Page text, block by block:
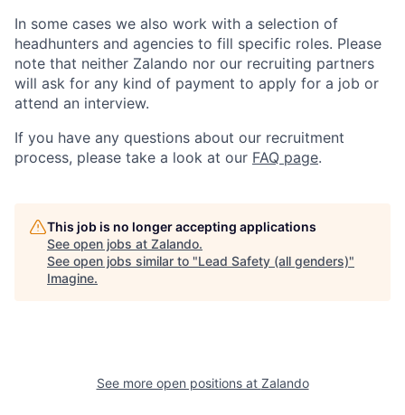
In some cases we also work with a selection of
headhunters and agencies to fill specific roles. Please
note that neither Zalando nor our recruiting partners
will ask for any kind of payment to apply for a job or
attend an interview.
If you have any questions about our recruitment
process, please take a look at our FAQ page.
This job is no longer accepting applications
See open jobs at Zalando.
See open jobs similar to "Lead Safety (all genders)"
Imagine.
See more open positions at Zalando